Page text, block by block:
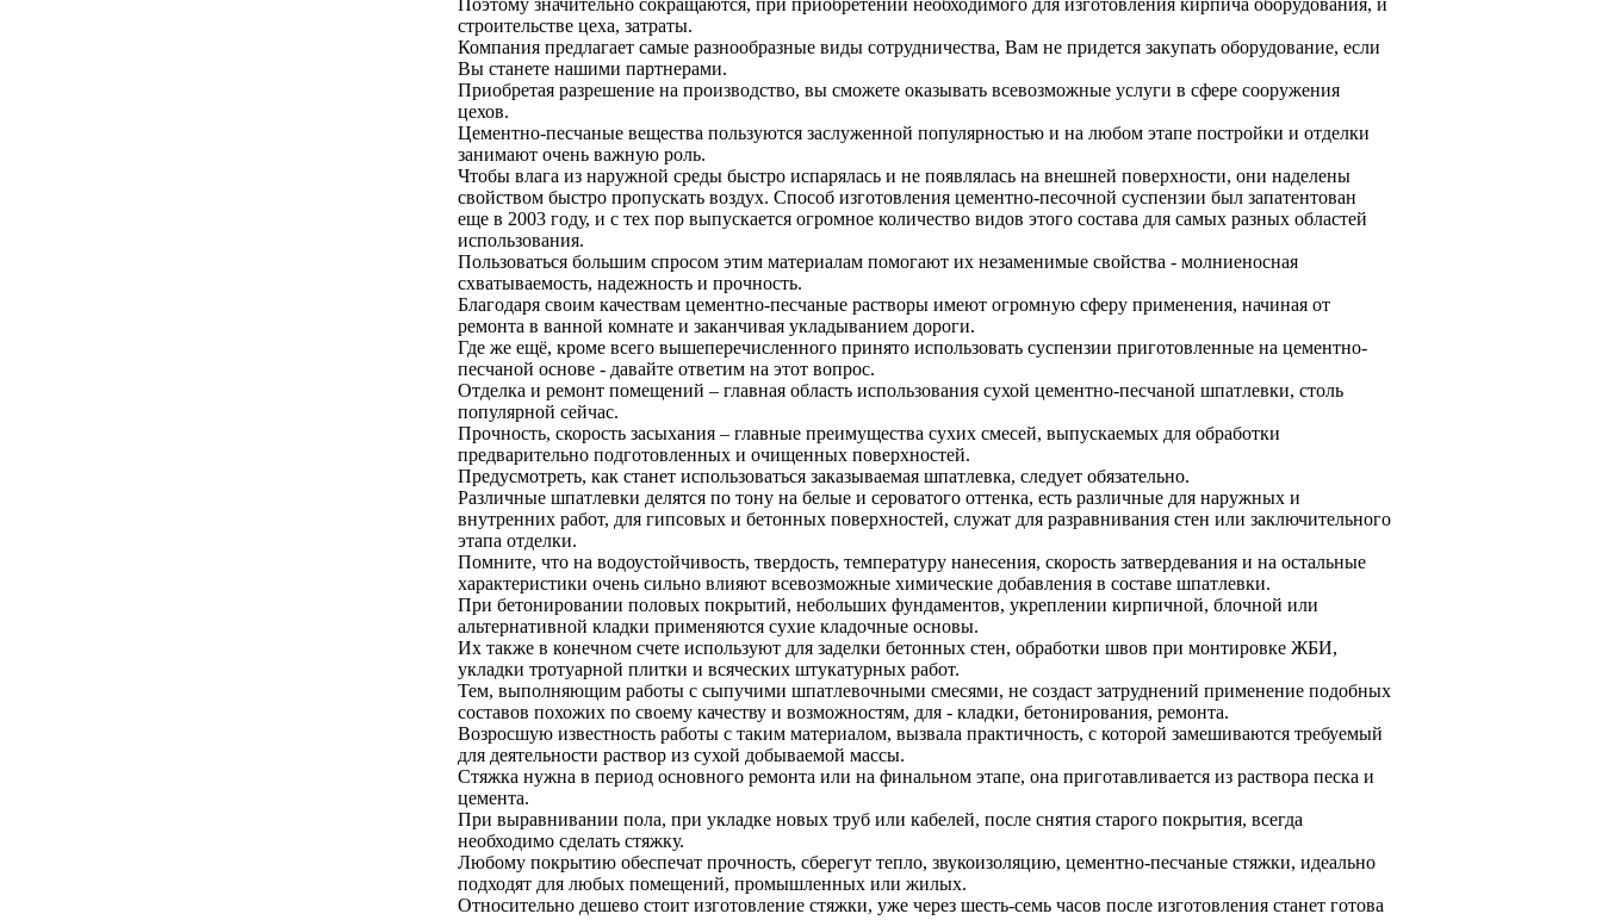
строительстве цеха, затраты.
Компания предлагает самые разнообразные виды сотрудничества, Вам не придется закупать оборудование, если
Вы станете нашими партнерами.
Приобретая разрешение на производство, вы сможете оказывать всевозможные услуги в сфере сооружения
цехов.
Цементно-песчаные вещества пользуются заслуженной популярностью и на любом этапе постройки и отделки
занимают очень важную роль.
Чтобы влага из наружной среды быстро испарялась и не появлялась на внешней поверхности, они наделены
свойством быстро пропускать воздух. Способ изготовления цементно-песочной суспензии был запатентован
еще в 2003 году, и с тех пор выпускается огромное количество видов этого состава для самых разных областей
использования.
Пользоваться большим спросом этим материалам помогают их незаменимые свойства - молниеносная
схватываемость, надежность и прочность.
Благодаря своим качествам цементно-песчаные растворы имеют огромную сферу применения, начиная от
ремонта в ванной комнате и заканчивая укладыванием дороги.
Где же ещё, кроме всего вышеперечисленного принято использовать суспензии приготовленные на цементно-
песчаной основе - давайте ответим на этот вопрос.
Отделка и ремонт помещений – главная область использования сухой цементно-песчаной шпатлевки, столь
популярной сейчас.
Прочность, скорость засыхания – главные преимущества сухих смесей, выпускаемых для обработки
предварительно подготовленных и очищенных поверхностей.
Предусмотреть, как станет использоваться заказываемая шпатлевка, следует обязательно.
Различные шпатлевки делятся по тону на белые и сероватого оттенка, есть различные для наружных и
внутренних работ, для гипсовых и бетонных поверхностей, служат для разравнивания стен или заключительного
этапа отделки.
Помните, что на водоустойчивость, твердость, температуру нанесения, скорость затвердевания и на остальные
характеристики очень сильно влияют всевозможные химические добавления в составе шпатлевки.
При бетонировании половых покрытий, небольших фундаментов, укреплении кирпичной, блочной или
альтернативной кладки применяются сухие кладочные основы.
Их также в конечном счете используют для заделки бетонных стен, обработки швов при монтировке ЖБИ,
укладки тротуарной плитки и всяческих штукатурных работ.
Тем, выполняющим работы с сыпучими шпатлевочными смесями, не создаст затруднений применение подобных
составов похожих по своему качеству и возможностям, для - кладки, бетонирования, ремонта.
Возросшую известность работы с таким материалом, вызвала практичность, с которой замешиваются требуемый
для деятельности раствор из сухой добываемой массы.
Стяжка нужна в период основного ремонта или на финальном этапе, она приготавливается из раствора песка и
цемента.
При выравнивании пола, при укладке новых труб или кабелей, после снятия старого покрытия, всегда
необходимо сделать стяжку.
Любому покрытию обеспечат прочность, сберегут тепло, звукоизоляцию, цементно-песчаные стяжки, идеально
подходят для любых помещений, промышленных или жилых.
Относительно дешево стоит изготовление стяжки, уже через шесть-семь часов после изготовления станет готова